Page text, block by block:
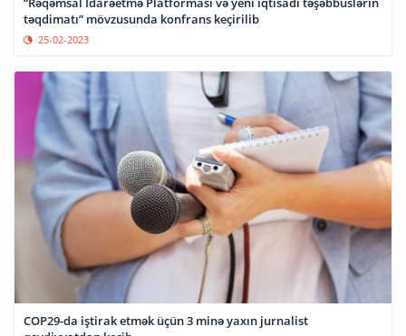
təqdimatı” mövzusunda konfrans keçirilib
25-02-2023
COP29-da iştirak etmək üçün 3 minə yaxın jurnalist